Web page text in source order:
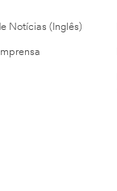
Notícias (Inglês)